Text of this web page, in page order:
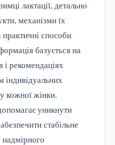
лактації, детально
механізми їх
практичні способи
базується на
і рекомендаціях
індивідуальних
кожної жінки.
уникнути
стабільне